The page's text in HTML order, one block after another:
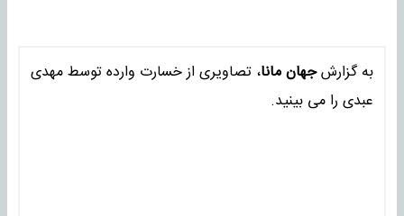
به گزارشجهان مانا، تصاویری از خسارت وارده توسط مهدی
عبدی را می بینید.